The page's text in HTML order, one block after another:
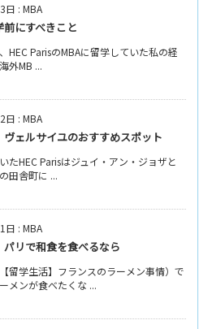
日 : MBA
前にすべきこと
HEC ParisのMBAに留学していた私の経
外MB ...
日 : MBA
ヴェルサイユのおすすめスポット
たHEC Parisはジュイ・アン・ジョザと
田舎町に ...
日 : MBA
パリで和食を食べるなら
留学生活】フランスのラーメン事情）で
メンが食べたくな ...